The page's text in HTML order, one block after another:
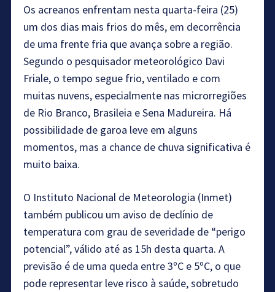
Os acreanos enfrentam nesta quarta-feira (25)
um dos dias mais frios do mês, em decorrência
de uma frente fria que avança sobre a região.
Segundo o pesquisador meteorológico Davi
Friale, o tempo segue frio, ventilado e com
muitas nuvens, especialmente nas microrregiões
de Rio Branco, Brasileia e Sena Madureira. Há
possibilidade de garoa leve em alguns
momentos, mas a chance de chuva significativa é
muito baixa.
O Instituto Nacional de Meteorologia (Inmet)
também publicou um aviso de declínio de
temperatura com grau de severidade de “perigo
potencial”, válido até as 15h desta quarta. A
previsão é de uma queda entre 3ºC e 5ºC, o que
pode representar leve risco à saúde, sobretudo